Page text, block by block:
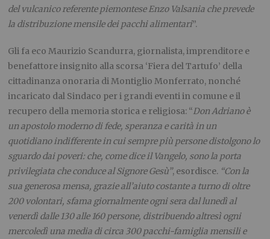
del vulcanico referente piemontese Enzo Valsania che prevede
la distribuzione mensile dei pacchi alimentari”.
Gli fa eco Maurizio Scandurra, giornalista, imprenditore e
benefattore insignito alla scorsa ‘Fiera del Tartufo’ della
cittadinanza onoraria di Montiglio Monferrato, nonché
incaricato dal Sindaco per i grandi eventi in comune e il
recupero della memoria storica e religiosa: “Don Adriano è
un apostolo moderno di fede, speranza e carità in un
quotidiano indifferente in cui sempre più persone distolgono lo
sguardo dai poveri: che, come dice il Vangelo, sono la porta
privilegiata che conduce al Signore Gesù”, esordisce. “Con la
sua generosa mensa, grazie all’aiuto costante a turno di oltre
200 volontari, sfama giornalmente ogni sera dal lunedì al
venerdì dalle 130 alle 160 persone, distribuendo altresì ogni
mercoledì una media di circa 300 pacchi-famiglia mensili e